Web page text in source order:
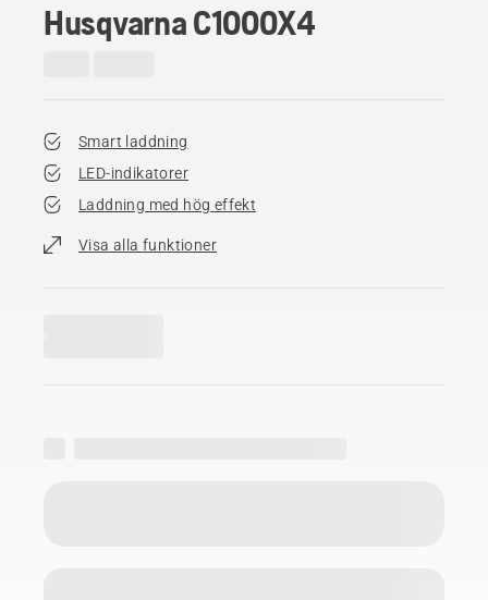
Husqvarna C1000X4
Smart laddning
LED-indikatorer
Laddning med hög effekt
Visa alla funktioner